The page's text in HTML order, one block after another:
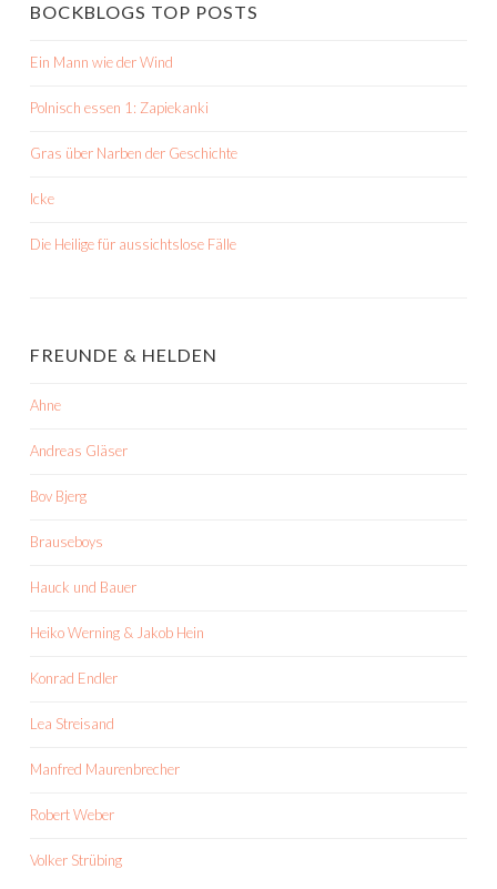
BOCKBLOGS TOP POSTS
Ein Mann wie der Wind
Polnisch essen 1: Zapiekanki
Gras über Narben der Geschichte
Icke
Die Heilige für aussichtslose Fälle
FREUNDE & HELDEN
Ahne
Andreas Gläser
Bov Bjerg
Brauseboys
Hauck und Bauer
Heiko Werning & Jakob Hein
Konrad Endler
Lea Streisand
Manfred Maurenbrecher
Robert Weber
Volker Strübing